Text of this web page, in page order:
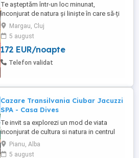
Te aşteptăm într-un loc minunat,
înconjurat de natura și liniște în care să-ți
petreci zilele de concediu. Flori din Deal
se află în comuna Mărgău, la doar o oră
de Cluj-Napoca. Capacitatea locației este
de 10 persoane și dispune de 4
dormitoare cu 2 băi. - 2 camere duble - 2
Margau, Cluj
5 august
172 EUR/noapte
Telefon validat
Cazare Transilvania Ciubar Jacuzzi
SPA - Casa Dives
Te invit sa explorezi un mod de viata
inconjurat de cultura si natura in centrul
triunghiului Castelul Corvinilor-Sibiu-Salina
Turda Cazare intr-o casa construita la
Pianu, Alba
5 august